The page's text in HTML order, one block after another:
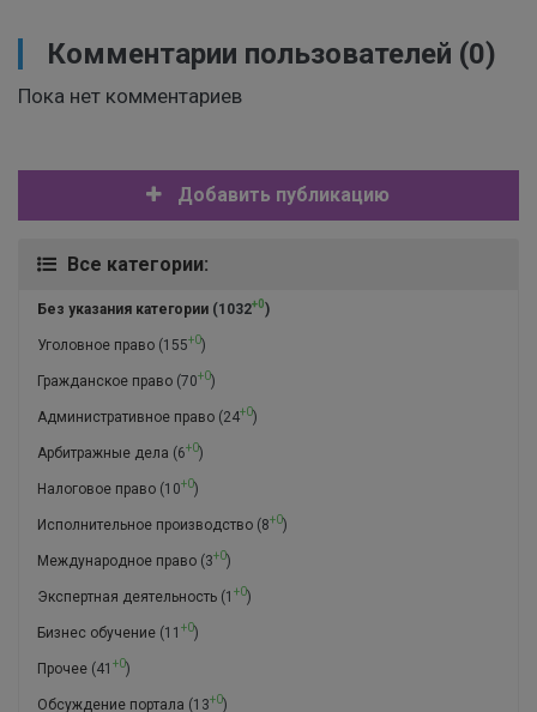
Комментарии пользователей (0)
Пока нет комментариев
Добавить публикацию
Все категории:
Без указания категории (1032+0)
Уголовное право (155+0)
Гражданское право (70+0)
Административное право (24+0)
Арбитражные дела (6+0)
Налоговое право (10+0)
Исполнительное производство (8+0)
Международное право (3+0)
Экспертная деятельность (1 +0)
Бизнес обучение (11 +0)
Прочее (41 +0)
Обсуждение портала (13+0)